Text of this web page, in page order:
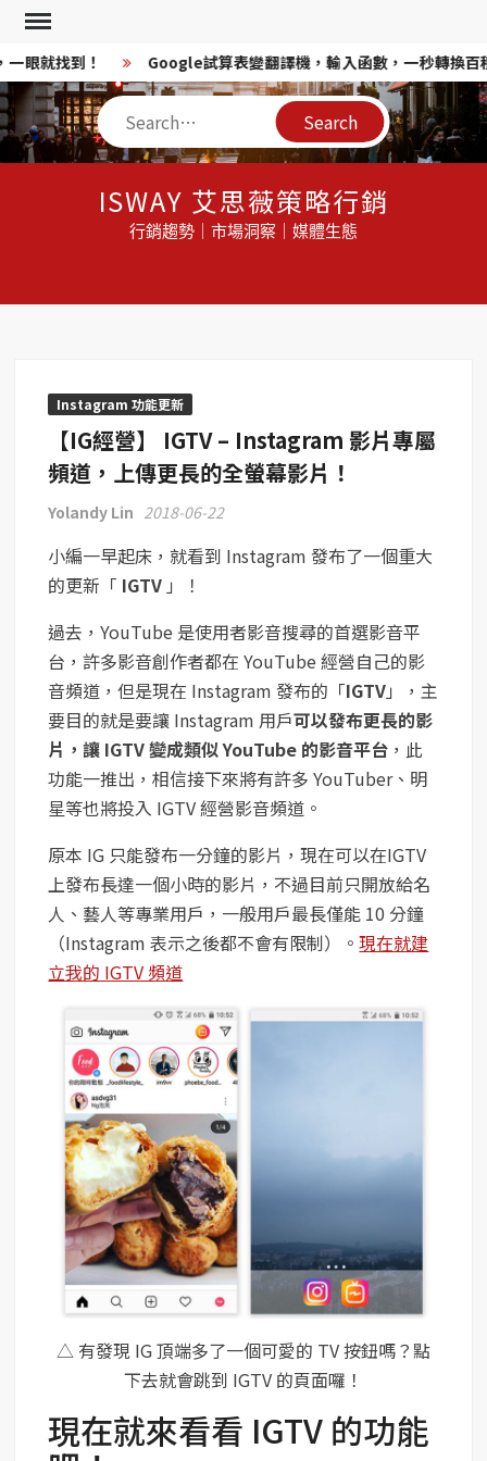
Skip
content
眼就找到！ Google試算表變翻譯機，輸入函數，一秒轉換百種
Search
ISWAY 艾思薇策略行銷
行銷趨勢｜市場洞察｜媒體生態
Instagram 功能更新
【IG經營】 IGTV – Instagram 影片專屬
頻道，上傳更長的全螢幕影片！
Yolandy Lin 2018-06-22
小編一早起床，就看到 Instagram 發布了一個重大
的更新「 IGTV 」！
過去，YouTube 是使用者影音搜尋的首選影音平
台，許多影音創作者都在 YouTube 經營自己的影
音頻道，但是現在 Instagram 發布的「IGTV」，主
要目的就是要讓 Instagram 用戶可以發布更長的影
片，讓 IGTV 變成類似 YouTube 的影音平台 ，此
功能一推出，相信接下來將有許多 YouTuber、明
星等也將投入 IGTV 經營影音頻道。
原本 IG 只能發布一分鐘的影片，現在可以在IGTV
上發布長達一個小時的影片，不過目前只開放給名
人、藝人等專業用戶，一般用戶最長僅能 10 分鐘
（Instagram 表示之後都不會有限制）。現在就建
立我的 IGTV 頻道
△ 有發現 IG 頂端多了一個可愛的 TV 按鈕嗎？點
下去就會跳到 IGTV 的頁面囉！
現在就來看看 IGTV 的功能